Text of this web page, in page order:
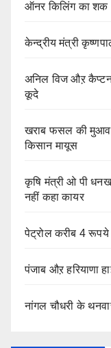
ऑनर किलिंग का शक
केन्द्रीय मंत्री
अनिल विज औऱ कैप्टन
कूदे
खराब फसल की
किसान मायूस
कृषि मंत्री ओ पी
नहीं कहा कायर
पेट्रोल करीब 4
पंजाब औऱ हरियाणा
नांगल चौधरी के